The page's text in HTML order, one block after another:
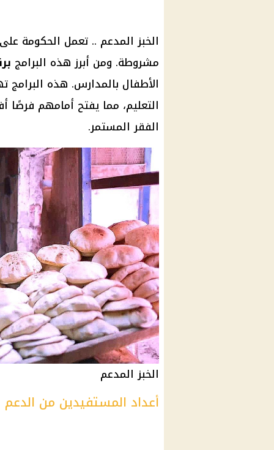
الخبز المدعم .. تعمل الحكومة
مشروطة. ومن أبرز هذه البرامج
الأطفال بالمدارس. هذه
التعليم، مما يفتح أمامهم
الفقر المستمر.
الخبز المدعم
أعداد المستفيدين من الدعم